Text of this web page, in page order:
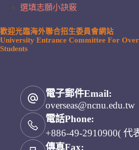
選填志願小訣竅
歡迎光臨海外聯合招生委員會網站
University Entrance Committee For
Students
電子郵件Email:
overseas@ncnu.edu.tw
電話Phone:
+886-49-2910900( 代
傳真Fax: